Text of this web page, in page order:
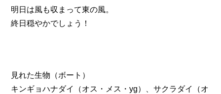
明日は風も収まって東の風。
終日穏やかでしょう！
見れた生物（ボート）
キンギョハナダイ（オス・メス・yg）、サクラダイ（オ